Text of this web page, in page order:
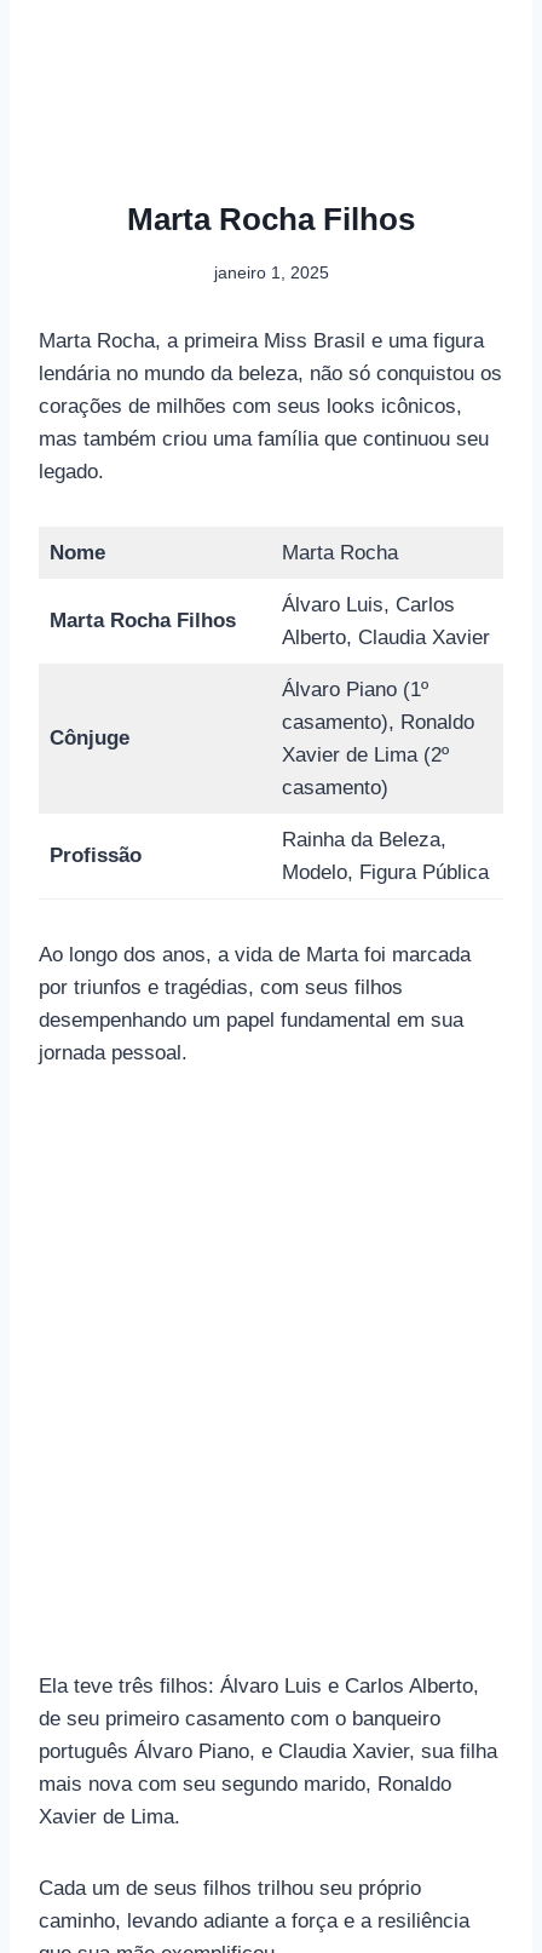
Marta Rocha Filhos
janeiro 1, 2025
Marta Rocha, a primeira Miss Brasil e uma figura
lendária no mundo da beleza, não só conquistou os
corações de milhões com seus looks icônicos,
mas também criou uma família que continuou seu
legado.
Nome Marta Rocha
Marta Rocha Filhos
Álvaro Luis, Carlos
Alberto, Claudia Xavier
Cônjuge
Álvaro Piano (1º
casamento), Ronaldo
Xavier de Lima (2º
casamento)
Profissão
Rainha da Beleza,
Modelo, Figura Pública
Ao longo dos anos, a vida de Marta foi marcada
por triunfos e tragédias, com seus filhos
desempenhando um papel fundamental em sua
jornada pessoal.
Ela teve três filhos: Álvaro Luis e Carlos Alberto,
de seu primeiro casamento com o banqueiro
português Álvaro Piano, e Claudia Xavier, sua filha
mais nova com seu segundo marido, Ronaldo
Xavier de Lima.
Cada um de seus filhos trilhou seu próprio
caminho, levando adiante a força e a resiliência